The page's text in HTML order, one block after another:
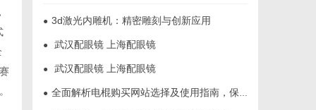
● 3d激光内雕机：精密雕刻与创新应用
● 武汉配眼镜 上海配眼镜
● 武汉配眼镜 上海配眼镜
● 全面解析电棍购买网站选择及使用指南，保障安全与合法性